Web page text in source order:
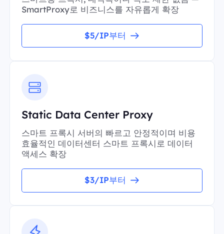
SmartProxy로 비즈니스를 자유롭게 확장
$5/IP부터
Static Data Center Proxy
스마트 프록시 서버의 빠르고 안정적이며 비용
효율적인 데이터센터 스마트 프록시로 데이터
액세스 확장
$3/IP부터